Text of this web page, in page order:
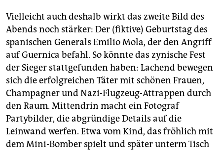
Vielleicht auch deshalb wirkt das zweite Bild des
Abends noch stärker: Der (fiktive) Geburtstag des
spanischen Generals Emilio Mola, der den Angriff
auf Guernica befahl. So könnte das zynische Fest
der Sieger stattgefunden haben: Lachend bewegen
sich die erfolgreichen Täter mit schönen Frauen,
Champagner und Nazi-Flugzeug-Attrappen durch
den Raum. Mittendrin macht ein Fotograf
Partybilder, die abgründige Details auf die
Leinwand werfen. Etwa vom Kind, das fröhlich mit
dem Mini-Bomber spielt und später unterm Tisch